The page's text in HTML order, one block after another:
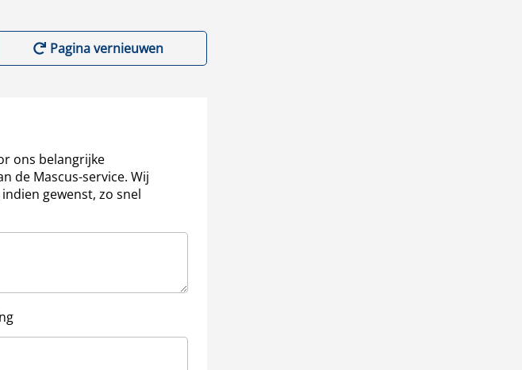
Pagina vernieuwen
ons belangrijke
de Mascus-service. Wij
gewenst, zo snel